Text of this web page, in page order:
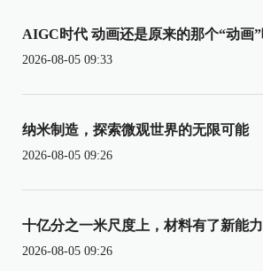
AIGC时代 动画还是原来的那个“动画
2026-08-05 09:33
纳米制造，探索微观世界的无限可能
2026-08-05 09:26
十亿分之一米尺度上，材料有了新能力
2026-08-05 09:26